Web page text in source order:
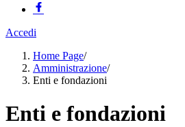
Accedi
Home Page/
Amministrazione/
Enti e fondazioni
Enti e fondazioni